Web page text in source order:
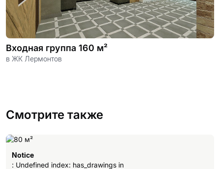
Входная группа 160 м²
в ЖК Лермонтов
Смотрите также
Notice
: Undefined index: has_drawings in